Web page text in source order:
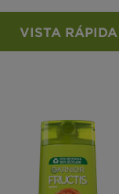
VISTA RÁPIDA